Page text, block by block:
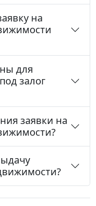
на
для
залог
заявки на